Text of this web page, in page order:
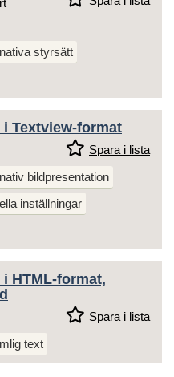
styrsätt
Textview-format
Spara i lista
bildpresentation
inställningar
HTML-format,
Spara i lista
text